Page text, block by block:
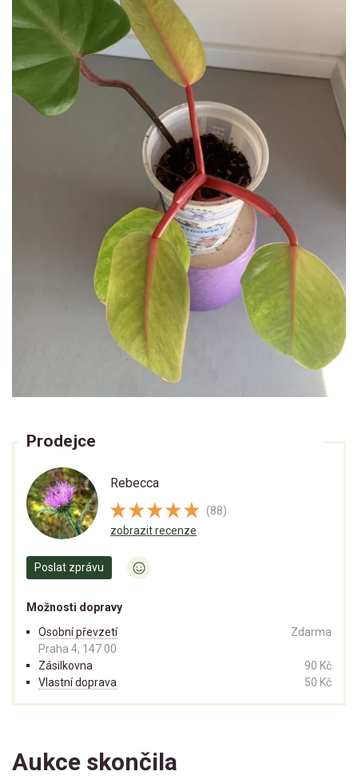
Prodejce
Rebecca
(88)
zobrazit recenze
Poslat zprávu
Možnosti dopravy
Osobní převzetí
Praha 4, 147 00
Zdarma
Zásilkovna
90 Kč
Vlastní doprava
50 Kč
Aukce skončila